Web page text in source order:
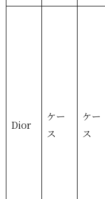
Dior
ケー
ス
ケー
ス